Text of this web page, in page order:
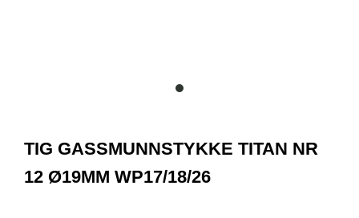
item
1
TIG GASSMUNNSTYKKE TITAN NR
12 Ø19MM WP17/18/26